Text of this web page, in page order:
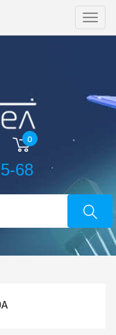
0
68